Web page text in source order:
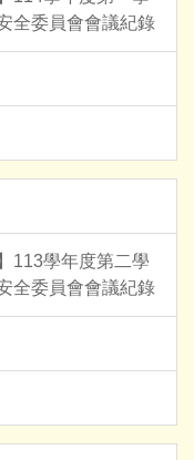
全委員會會議紀錄
113學年度第二學
全委員會會議紀錄